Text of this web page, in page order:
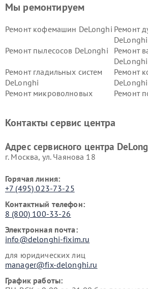
Мы ремонтируем
Ремонт кофемашин DeLonghi Ремонт
DeLonghi
Ремонт пылесосов DeLonghi
Ремонт
DeLonghi
Ремонт гладильных систем
DeLonghi
Ремонт
DeLonghi
Ремонт микроволновых
Ремонт
DeLonghi
DeLonghi
Контакты сервис центра
Адрес сервисного центра
г. Москва, ул. Чаянова 18
Горячая линия:
+7 (495) 023-73-25
Контактный телефон:
8 (800) 100-33-26
Электронная почта:
info@delonghi-fixim.ru
для юридических лиц
manager@fix-delonghi.ru
График работы: